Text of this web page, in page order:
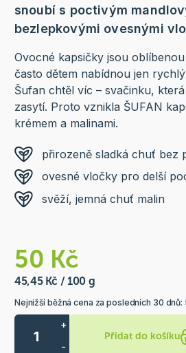
snoubí s poctivým
bezlepkovými ovesnými
Ovocné kapsičky jsou
často dětem nabídnou jen
Šufan chtěl víc – svačinku,
zasytí. Proto vznikla ŠUFAN
krémem a malinami.
přirozeně sladká chuť bez
ovesné vločky pro delší
svěží, jemná chuť malin
50 Kč
45,45 Kč / 100 g
Nejnižší běžná cena za posledních 30 dnů:
+
-
Přidat do košíku